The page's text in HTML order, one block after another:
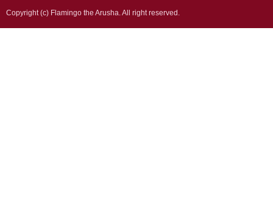
Copyright (c) Flamingo the Arusha. All right reserved.